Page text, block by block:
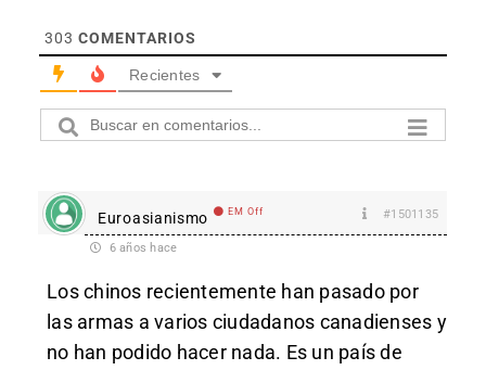
303 COMENTARIOS
Recientes
Euroasianismo EM Off #1501135
6 años hace
Los chinos recientemente han pasado por
las armas a varios ciudadanos canadienses y
no han podido hacer nada. Es un país de